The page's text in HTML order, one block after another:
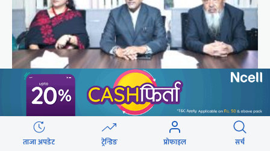
प्रज्ञाका तीन कुलपतिको शपथ (तस्वीरहरू)
ताजा अपडेट ट्रेन्डिङ प्रोफाइल सर्च